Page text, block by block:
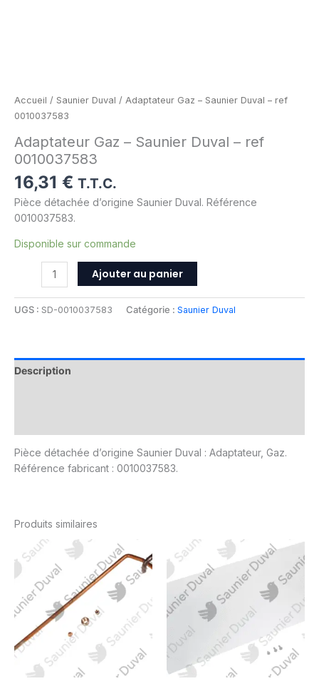
Accueil / Saunier Duval / Adaptateur Gaz – Saunier Duval – ref
0010037583
Adaptateur Gaz – Saunier Duval – ref
0010037583
16,31 € T.T.C.
Pièce détachée d’origine Saunier Duval. Référence
0010037583.
Disponible sur commande
Ajouter au panier
UGS : SD-0010037583 Catégorie : Saunier Duval
Description
Pièce détachée d’origine Saunier Duval : Adaptateur, Gaz.
Référence fabricant : 0010037583.
Produits similaires